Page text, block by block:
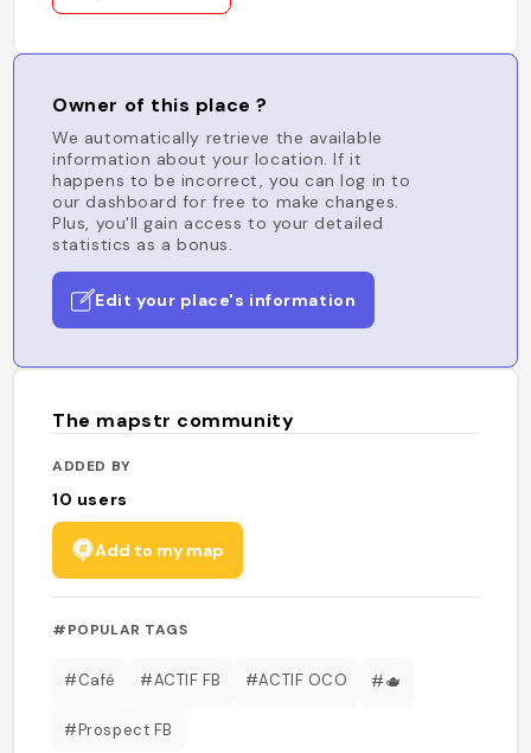
Owner of this place ?
We automatically retrieve the available
information about your location. If it
happens to be incorrect, you can log in to
our dashboard for free to make changes.
Plus, you'll gain access to your detailed
statistics as a bonus.
Edit your place's information
The mapstr community
ADDED BY
10 users
Add to my map
#POPULAR TAGS
#Café #ACTIF FB #ACTIF OCO #🫖
#Prospect FB